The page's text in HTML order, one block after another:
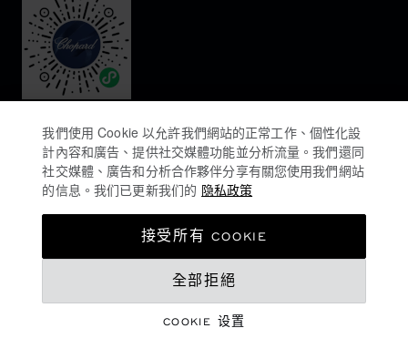
MOP$ 52,000.00
COOKIES政策
我們使用 Cookie 以允許我們網站的正常工作、個性化設
計內容和廣告、提供社交媒體功能並分析流量。我們還同
社交媒體、廣告和分析合作夥伴分享有關您使用我們網站
的信息。我们已更新我们的 隐私政策
COOKIE 设置
全部拒絕
接受所有 COOKIE